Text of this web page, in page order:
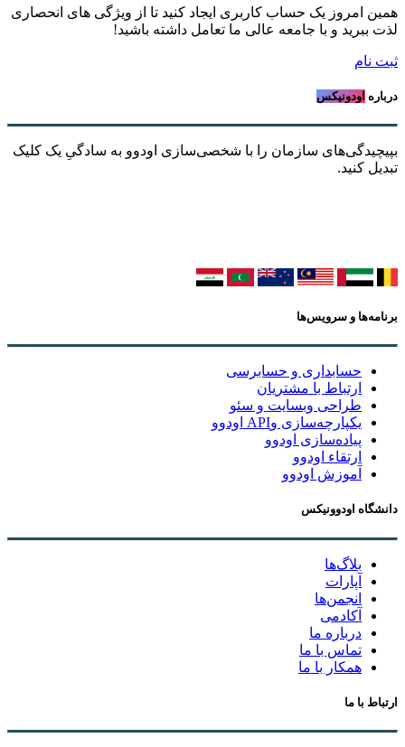
همین امروز یک حساب کاربری ایجاد کنید تا از ویژگی های انحصاری
لذت ببرید و با جامعه عالی ما تعامل داشته باشید!
ثبت نام
درباره اودونیکس
بپیچیدگی‌های سازمان را با شخصی‌سازی اودوو به سادگیِ یک کلیک
تبدیل کنید.
برنامه‌ها و سرویس‌ها
حسابداری و حسابرسی
ارتباط با مشتریان
طراحی وبسایت و سئو
یکپارچه‌سازی وAPI اودوو
پیاده‌سازی اودوو
ارتقاء اودوو
آموزش اودوو
دانشگاه اودوونیکس
بلاگ‌ها
آپارات
انجمن‌ها
آکادمی
درباره ما
تماس با ما
همکار با ما
ارتباط با ما